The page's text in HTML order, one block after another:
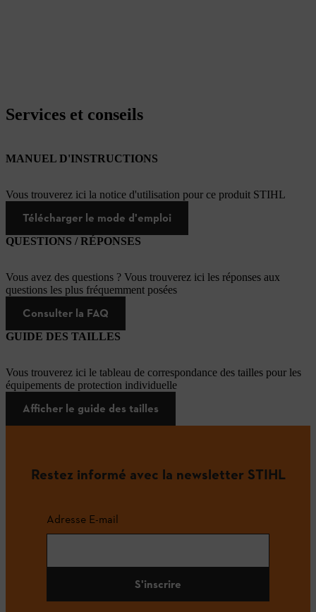
Services et conseils
MANUEL D'INSTRUCTIONS
Vous trouverez ici la notice d'utilisation pour ce produit STIHL
Télécharger le mode d'emploi
QUESTIONS / RÉPONSES
Vous avez des questions ? Vous trouverez ici les réponses aux
questions les plus fréquemment posées
Consulter la FAQ
GUIDE DES TAILLES
Vous trouverez ici le tableau de correspondance des tailles pour les
équipements de protection individuelle
Afficher le guide des tailles
Restez informé avec la newsletter STIHL
Adresse E-mail
S'inscrire